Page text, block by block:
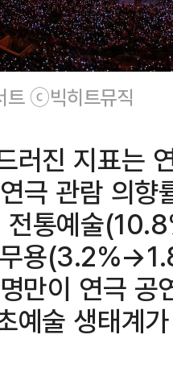
트 ⓒ빅히트뮤직
러진 지표는
극 관람 의향
전통예술
만이 연극 공
예술 생태계